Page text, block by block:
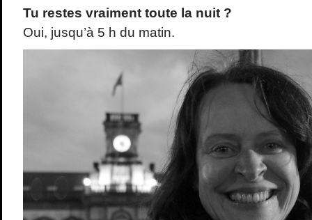
Tu restes vraiment toute la nuit ?
Oui, jusqu’à 5 h du matin.